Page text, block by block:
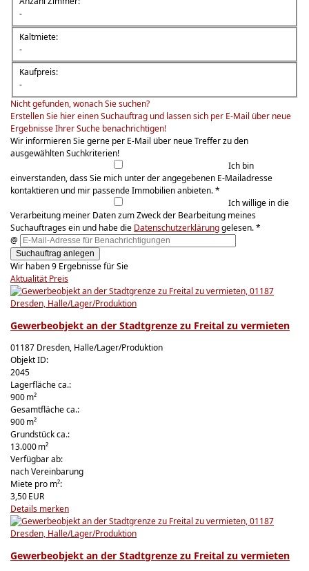
-
Kaltmiete:
-
Kaufpreis:
-
Nicht gefunden, wonach Sie suchen?
Erstellen Sie hier einen Suchauftrag und lassen sich per E-Mail über neue
Ergebnisse Ihrer Suche benachrichtigen!
Wir informieren Sie gerne per E-Mail über neue Treffer zu den
ausgewählten Suchkriterien!
Ich bin
einverstanden, dass Sie mich unter der angegebenen E-Mailadresse
kontaktieren und mir passende Immobilien anbieten. *
Ich willige in die
Verarbeitung meiner Daten zum Zweck der Bearbeitung meines
Suchauftrages ein und habe die Datenschutzerklärunggelesen. *
@
Suchauftrag anlegen
Wir haben 9 Ergebnisse für Sie
Aktualität Preis
Gewerbeobjekt an der Stadtgrenze zu Freital zu vermieten
01187 Dresden, Halle/Lager/Produktion
Objekt ID:
2045
Lagerfläche ca.:
900 m²
Gesamtfläche ca.:
900 m²
Grund­stück ca.:
13.000 m²
Verfügbar ab:
nach Vereinbarung
Miete pro m²:
3,50 EUR
Details merken
Gewerbeobjekt an der Stadtgrenze zu Freital zu vermieten